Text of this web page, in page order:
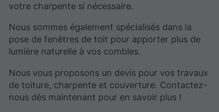
votre charpente si nécessaire.
Nous sommes également spécialisés dans la
pose de fenêtres de toit pour apporter plus de
lumière naturelle à vos combles.
Nous vous proposons un devis pour vos travaux
de toiture, charpente et couverture. Contactez-
nous dès maintenant pour en savoir plus !